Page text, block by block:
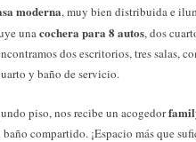
moderna, muy bien distribuida e
unacochera para 8 autos, dos
dos escritorios, tres salas,
y baño de servicio.
piso, nos recibe un acogedor
compartido. ¡Espacio más que